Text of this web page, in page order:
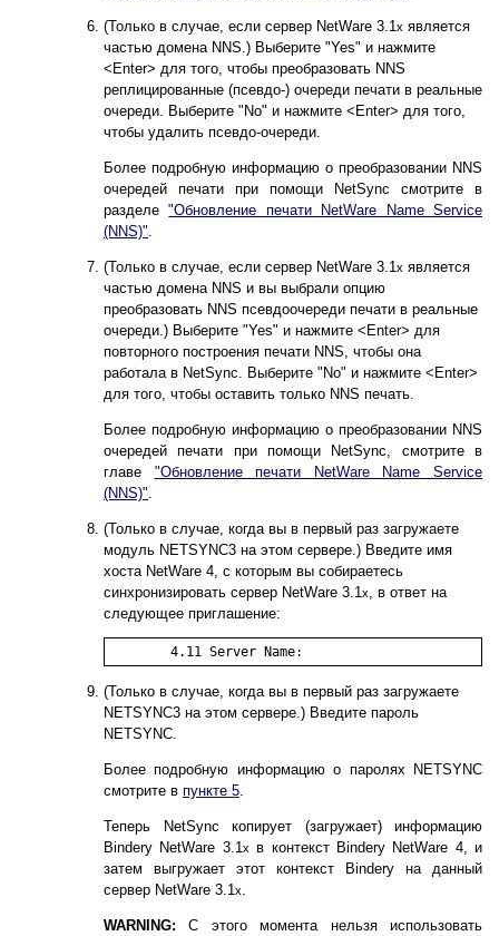
(Только в случае, если сервер NetWare 3.1x является
частью домена NNS.) Выберите "Yes" и нажмите
<Enter> для того, чтобы преобразовать NNS
реплицированные (псевдо-) очереди печати в реальные
очереди. Выберите "No" и нажмите <Enter> для того,
чтобы удалить псевдо-очереди.
Более подробную информацию о преобразовании NNS
очередей печати при помощи NetSync смотрите в
разделе"Обновление печати NetWare Name Service
(NNS)"
(Только в случае, если сервер NetWare 3.1x является
частью домена NNS и вы выбрали опцию
преобразовать NNS псевдоочереди печати в реальные
очереди.) Выберите "Yes" и нажмите <Enter> для
повторного построения печати NNS, чтобы она
работала в NetSync. Выберите "No" и нажмите <Enter>
для того, чтобы оставить только NNS печать.
Более подробную информацию о преобразовании NNS
очередей печати при помощи NetSync, смотрите в
главе "Обновление печати NetWare Name Service
(NNS)"
(Только в случае, когда вы в первый раз загружаете
модуль NETSYNC3 на этом сервере.) Введите имя
хоста NetWare 4, с которым вы собираетесь
синхронизировать сервер NetWare 3.1x
, в ответ на
следующее приглашение:
	4.11 Server Name:
(Только в случае, когда вы в первый раз загружаете
NETSYNC3 на этом сервере.) Введите пароль
NETSYNC.
Более подробную информацию о паролях NETSYNC
смотрите в пункте 5
Теперь NetSync копирует (загружает) информацию
Bindery NetWare 3.1x в контекст Bindery NetWare 4, и
затем выгружает этот контекст Bindery на данный
сервер NetWare 3.1x
WARNING:С этого момента нельзя использовать